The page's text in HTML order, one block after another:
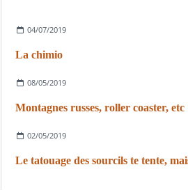
04/07/2019
La chimio
08/05/2019
Montagnes russes, roller coaster, etc
02/05/2019